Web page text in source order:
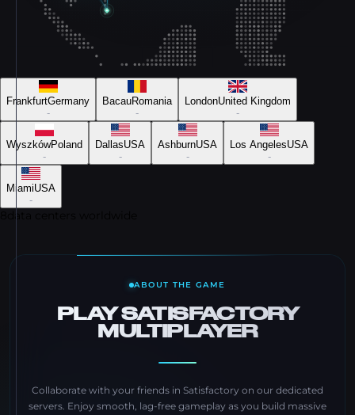
FrankfurtGermany
-
BacauRomania
-
LondonUnited Kingdom
-
WyszkówPoland
-
DallasUSA
-
AshburnUSA
-
Los AngelesUSA
-
MiamiUSA
-
ABOUT THE GAME
PLAY SATISFACTORY
MULTIPLAYER
Collaborate with your friends in Satisfactory on our dedicated
servers. Enjoy smooth, lag-free gameplay as you build massive